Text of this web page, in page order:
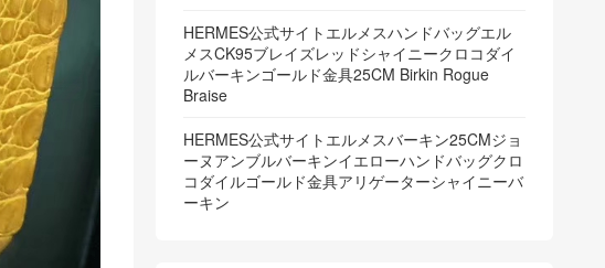
HERMES公式サイトエルメスハンドバッグエル
メスCK95ブレイズレッドシャイニークロコダイ
ルバーキンゴールド金具25CM Birkin Rogue
Braise
HERMES公式サイトエルメスバーキン25CMジョ
ーヌアンブルバーキンイエローハンドバッグクロ
コダイルゴールド金具アリゲーターシャイニーバ
ーキン